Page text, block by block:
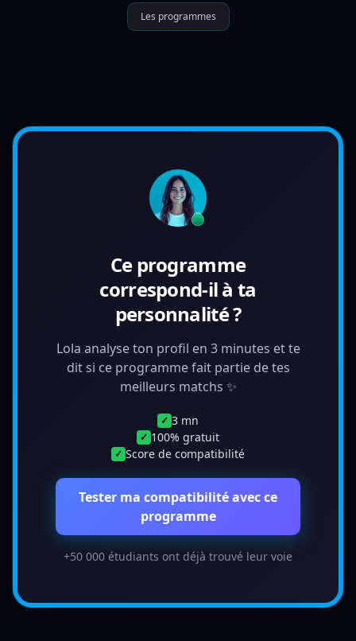
Les programmes
Ce programme
correspond-il à ta
personnalité ?
Lola analyse ton profil en 3 minutes et te
dit si ce programme fait partie de tes
meilleurs matchs ✨
✓ 3 mn
✓ 100% gratuit
✓ Score de compatibilité
Tester ma compatibilité avec ce
programme
+50 000 étudiants ont déjà trouvé leur voie